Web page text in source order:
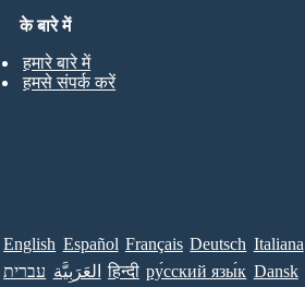
के बारे में
हमारे बारे में
हमसे संपर्क करें
English Español Français Deutsch Italiana
עברית العَرَبِيَّة हिन्दी ру́сский язы́к Dansk